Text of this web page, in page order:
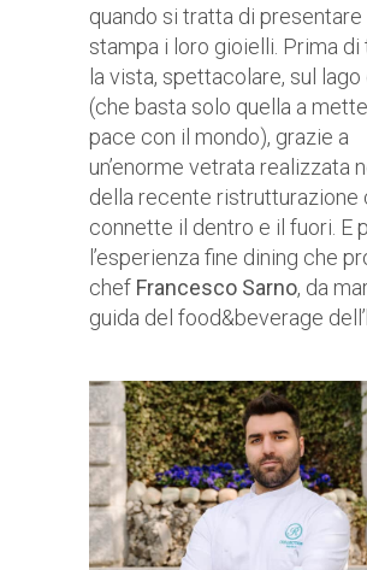
quando si tratta di presentare
stampa i loro gioielli. Prima di
la vista, spettacolare, sul lago
(che basta solo quella a
pace con il mondo), grazie a
un’enorme vetrata realizzata
della recente ristrutturazione
connette il dentro e il fuori. E
l’esperienza fine dining che
chef Francesco Sarno, da
guida del food&beverage